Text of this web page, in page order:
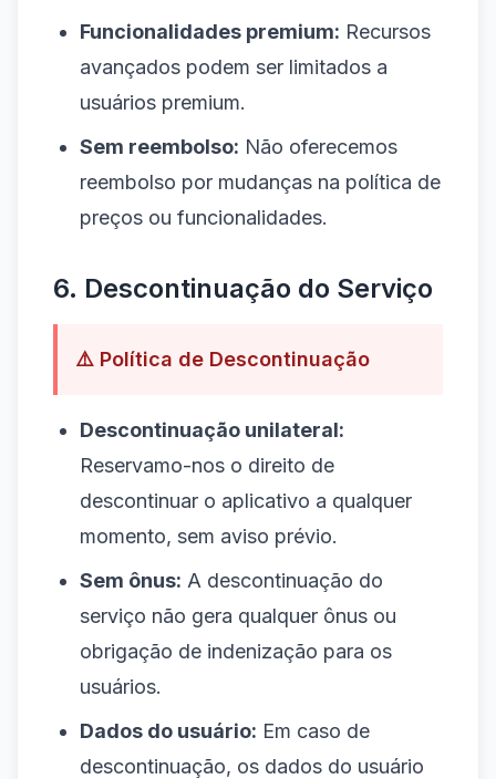
Funcionalidades premium: Recursos
avançados podem ser limitados a
usuários premium.
Sem reembolso: Não oferecemos
reembolso por mudanças na política de
preços ou funcionalidades.
6. Descontinuação do Serviço
⚠️ Política de Descontinuação
Descontinuação unilateral:
Reservamo-nos o direito de
descontinuar o aplicativo a qualquer
momento, sem aviso prévio.
Sem ônus: A descontinuação do
serviço não gera qualquer ônus ou
obrigação de indenização para os
usuários.
Dados do usuário: Em caso de
descontinuação, os dados do usuário